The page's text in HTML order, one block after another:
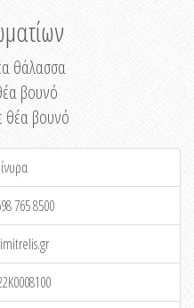
θάλασσα
βουνό
θέα βουνό
765 8500